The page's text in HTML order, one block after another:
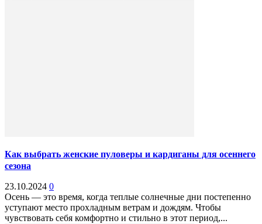
Как выбрать женские пуловеры и кардиганы для осеннего
сезона
23.10.2024 0
Осень — это время, когда теплые солнечные дни постепенно
уступают место прохладным ветрам и дождям. Чтобы
чувствовать себя комфортно и стильно в этот период,...